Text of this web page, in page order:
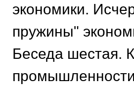
экономики.
пружины"
Беседа шестая.
промышленности